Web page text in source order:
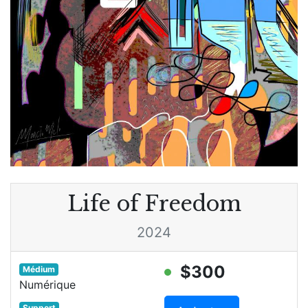
Life of Freedom
2024
Médium
Numérique
$300